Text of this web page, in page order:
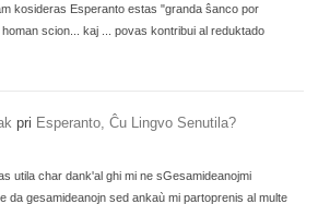
kosideras Esperanto estas "granda ŝanco por
homan scion... kaj ... povas kontribui al reduktado
pri Esperanto, Ĉu Lingvo Senutila?
utila char dank'al ghi mi ne sGesamideanojmi
da gesamideanojn sed ankaù mi partoprenis al multe